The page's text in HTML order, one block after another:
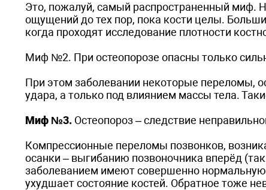
Это, пожалуй, самый распространенный миф.
ощущений до тех пор, пока кости целы.
когда проходят исследование плотности
Миф №2. При остеопорозе опасны только
При этом заболевании некоторые переломы,
удара, а только под влиянием массы тела.
Миф №3. Остеопороз – следствие
Компрессионные переломы позвонков,
осанки – выгибанию позвоночника вперёд
заболеванием имеют совершенно нормальную
ухудшает состояние костей. Обратное тоже